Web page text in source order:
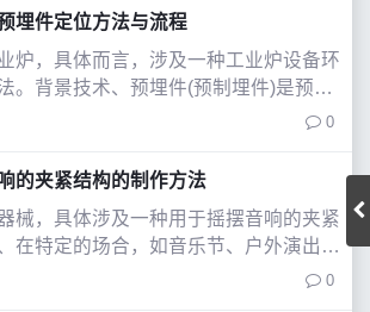
时间才能发挥支挡作用，而在
埋件定位方法与流程
炉，具体而言，涉及一种工业炉设备环
。背景技术、预埋件(预制埋件)是预先
工程内的构件，是在结构浇筑时安置的
上部结构时的搭接，以利于外部工程设
。、预埋件的安装方法
0
的夹紧结构的制作方法
械，具体涉及一种用于摇摆音响的夹紧
在特定的场合，如音乐节、户外演出、
需覆盖更广泛的听众区域，并克服诸如
音传播障碍物等声学挑战；音响设备通
0